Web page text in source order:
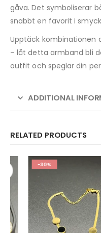
gåva. Det symboliserar
snabbt en favorit i
Upptäck kombinationen
– låt detta armband bli
outfit och speglar din
ADDITIONAL
RELATED PRODUCTS